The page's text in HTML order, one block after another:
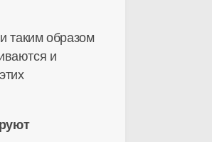
таким образом
и